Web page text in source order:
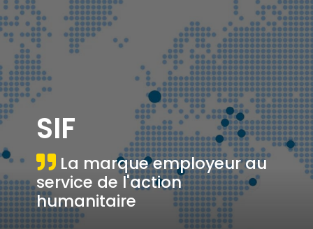
SIF
La marque employeur au
service de l'action
humanitaire